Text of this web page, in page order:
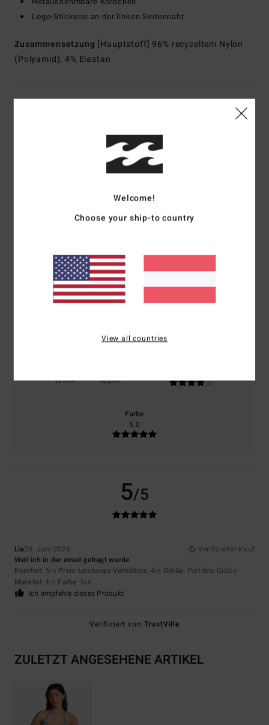
Logo-Stickerei an der linken Seitennaht
Zusammensetzung [Hauptstoff] 96% recyceltem Nylon
(Polyamid), 4% Elastan
Kundenbewertungen
Durchschnittliche Bewertung
5.0
basierend auf1 verifizierten Bewertungenseit Juni 2026
100% unserer Kunden empfehlen dieses Produkt
Zu klein Zu groß
Farbe
5.0
5/5
Lia28. Juni 2026
Verifizierter Kauf
Weil ich in der email gefragt wurde
Komfort: 5/5 Preis-Leistungs-Verhältnis: 4/5 Größe: Perfekte Größe
Material: 4 /5 Farbe: 5/5
Ich empfehle dieses Produkt
Verifiziert von TrustVille
ZULETZT ANGESEHENE ARTIKEL
Welcome!
Choose your ship-to country
View all countries